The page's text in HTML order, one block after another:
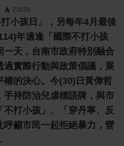
23039
小孩日」，另每年4月最後
年適逢「國際不打小孩
一天，台南市政府特別融合
過實際行動與政策倡議，展
權的決心。今(30)日黃偉哲
手持防治兒虐標語牌，與市
打小孩」、「穿丹寧、反
呼籲市民一起拒絕暴力，營